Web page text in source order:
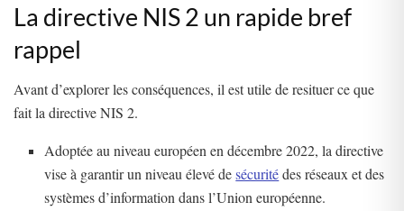
La directive NIS 2 un rapide bref
rappel
Avant d’explorer les conséquences, il est utile de resituer ce que
fait la directive NIS 2.
Adoptée au niveau européen en décembre 2022, la directive
vise à garantir un niveau élevé desécuritédes réseaux et des
systèmes d’information dans l’Union européenne.